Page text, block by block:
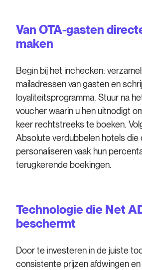
Van OTA-gasten
maken
Begin bij het inchecken:
mailadressen van gasten en
loyaliteitsprogramma. Stuur na
voucher waarin u hen uitnodigt
keer rechtstreeks te boeken.
Absolute verdubbelen hotels
personaliseren vaak hun
terugkerende boekingen.
Technologie die Net
beschermt
Door te investeren in de juiste
consistente prijzen afdwingen